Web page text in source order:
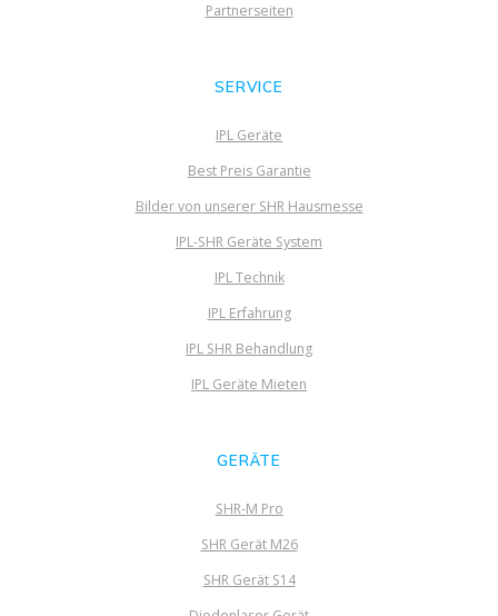
Partnerseiten
SERVICE
IPL Geräte
Best Preis Garantie
Bilder von unserer SHR Hausmesse
IPL-SHR Geräte System
IPL Technik
IPL Erfahrung
IPL SHR Behandlung
IPL Geräte Mieten
GERÄTE
SHR-M Pro
SHR Gerät M26
SHR Gerät S14